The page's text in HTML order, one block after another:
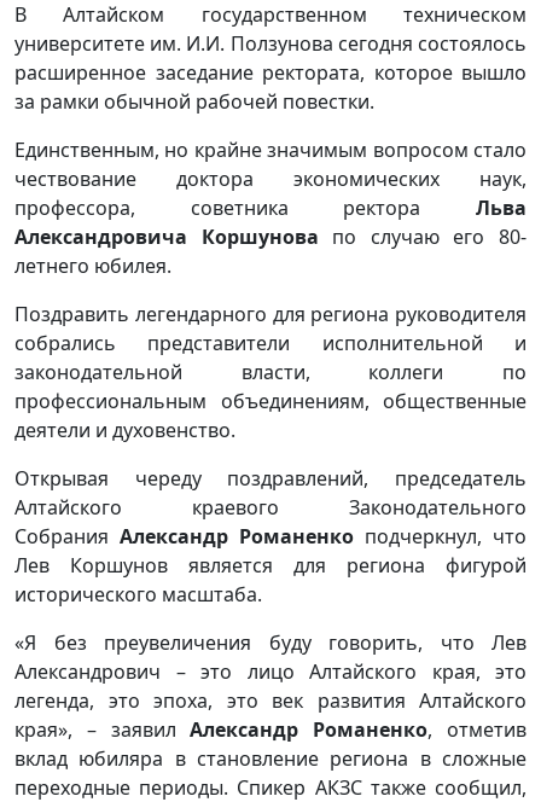
В Алтайском государственном техническом
университете им. И.И. Ползунова сегодня состоялось
расширенное заседание ректората, которое вышло
за рамки обычной рабочей повестки.
Единственным, но крайне значимым вопросом стало
чествование доктора экономических наук,
профессора, советника ректора Льва
Александровича Коршунова по случаю его 80-
летнего юбилея.
Поздравить легендарного для региона руководителя
собрались представители исполнительной и
законодательной власти, коллеги по
профессиональным объединениям, общественные
деятели и духовенство.
Открывая череду поздравлений, председатель
Алтайского краевого Законодательного
Собрания Александр Романенко подчеркнул, что
Лев Коршунов является для региона фигурой
исторического масштаба.
«Я без преувеличения буду говорить, что Лев
Александрович – это лицо Алтайского края, это
легенда, это эпоха, это век развития Алтайского
края», – заявилАлександр Романенко, отметив
вклад юбиляра в становление региона в сложные
переходные периоды. Спикер АКЗС также сообщил,